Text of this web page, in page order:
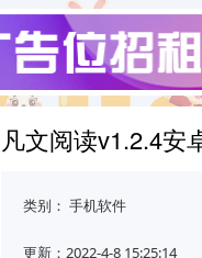
凡文阅读v1.2.4安
类别： 手机软件
更新：2022-4-8 15:25:14